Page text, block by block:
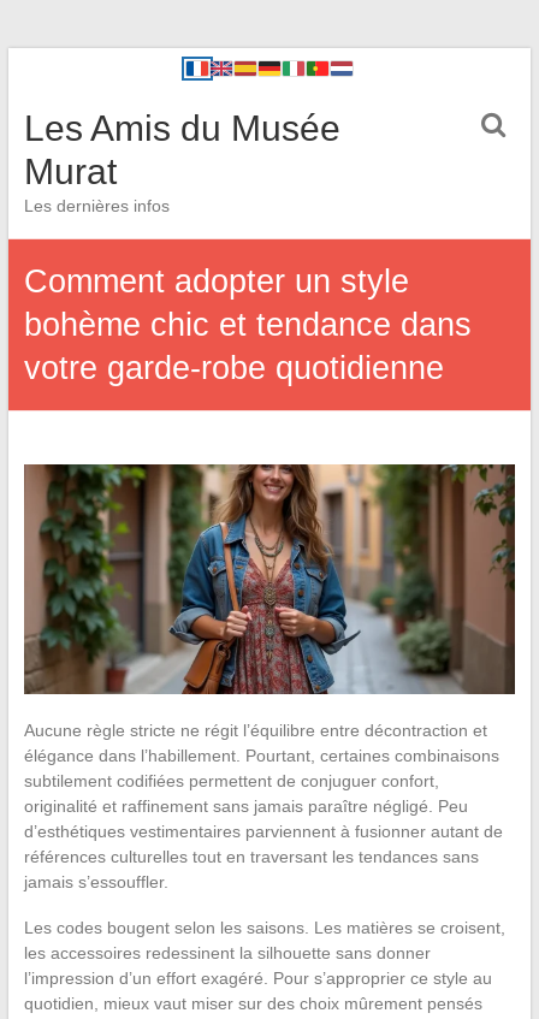
Les Amis du Musée
Murat
Les dernières infos
Comment adopter un style
bohème chic et tendance dans
votre garde-robe quotidienne
Aucune règle stricte ne régit l’équilibre entre décontraction et
élégance dans l’habillement. Pourtant, certaines combinaisons
subtilement codifiées permettent de conjuguer confort,
originalité et raffinement sans jamais paraître négligé. Peu
d’esthétiques vestimentaires parviennent à fusionner autant de
références culturelles tout en traversant les tendances sans
jamais s’essouffler.
Les codes bougent selon les saisons. Les matières se croisent,
les accessoires redessinent la silhouette sans donner
l’impression d’un effort exagéré. Pour s’approprier ce style au
quotidien, mieux vaut miser sur des choix mûrement pensés